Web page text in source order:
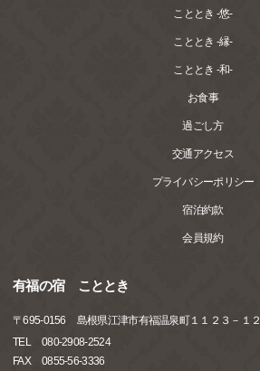
こととき -悠-
こととき -縁-
こととき -和-
お食事
過ごし方
交通アクセス
プライバシーポリシー
宿泊約款
会員規約
有福の宿 こととき
〒695-0156
島根県江津市有福温泉町１１２３－１２
TEL
080-2908-2524
FAX
0855-56-3336